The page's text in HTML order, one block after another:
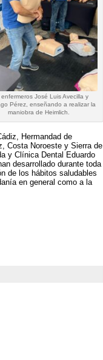
enfermeros José Luis Avecilla y
Pérez, enseñando a realizar la
maniobra de Heimlich.
Hermandad de
Costa Noroeste y Sierra de
y Clínica Dental Eduardo
desarrollado durante toda
de los hábitos saludables
en general como a la